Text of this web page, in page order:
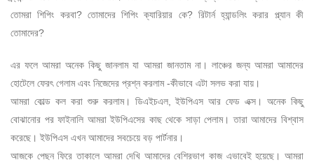
তোমরা শিপিং করবা? তোমাদের শিপিং ক্যারিয়ার কে? রিটার্ন হ্যান্ডলিং করার প্ল্যান কী
তোমাদের?
এর ফলে আমরা অনেক কিছু জানলাম যা আমরা জানতাম না। লাঞ্চের জন্য আমরা আমাদের
হোটেলে ফেরৎ গেলাম এবং নিজেদের প্রশ্ন করলাম -কীভাবে এটা সলভ করা যায়।
আমরা কোল্ড কল করা শুরু করলাম। ডিএইচএল, ইউপিএস আর ফেড এক্স। অনেক কিছু
বোঝানোর পর ফাইনালি আমরা ইউপিএসের কাছ থেকে সাড়া পেলাম। তারা আমাদের বিশ্বাস
করেছে। ইউপিএস এখন আমাদের সবচেয়ে বড় পার্টনার।
আজকে পেছন ফিরে তাকালে আমরা দেখি আমাদের বেশিরভাগ কাজ এভাবেই হয়েছে। আমরা